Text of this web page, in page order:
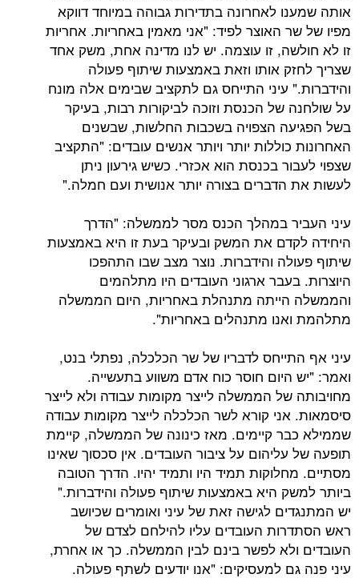
לאחרונה בתדירות גבוהה במיוחד דווקא
האוצר לפיד: "אני מאמין באחריות. אחריות
זו עוצמה. יש לנו מדינה אחת, משק אחד
אותו וזאת באמצעות שיתוף פעולה
עיני התייחס גם לתקציב שבימים אלה מונח
של הכנסת וזוכה לביקורות רבות, בעיקר
הצפויה בשכבות החלשות, שבשנים
יותר ויותר אנשים עובדים: "התקציב
בכנסת הוא אכזרי. כשיש גירעון ניתן
בצורה יותר אנושית ועם חמלה."
במהלך הכנס מסר לממשלה: "הדרך
את המשק ובעיקר בעת זו היא באמצעות
והידברות. נוצר מצב שבו התהפכו
ארגוני העובדים היו מתלהמים
מתנהלת באחריות, היום הממשלה
מתנהלים באחריות".
לדבריו של שר הכלכלה, נפתלי בנט,
חוסר כוח אדם משווע בתעשייה.
הממשלה לייצר מקומות עבודה ולא לייצר
קורא לשר הכלכלה לייצר מקומות עבודה
קיימים. מאז כינונה של הממשלה, קיימת
על ציבור העובדים. אין סכסוך שאינו
תמיד היו ותמיד יהיו. הדרך הטובה
היא באמצעות שיתוף פעולה והידברות."
לגישה זאת של עיני ואומרים שכיושב
העובדים עליו להילחם לצדם של
לפשר בינם לבין הממשלה. כך או אחרת,
למעסיקים: "אנו יודעים לשתף פעולה.